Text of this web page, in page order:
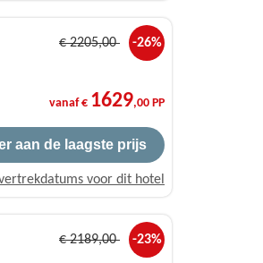
€2205,00 -26%
vanaf € 1629,00 PP
aan de laagste prijs
voor dit hotel
€2189,00 -23%